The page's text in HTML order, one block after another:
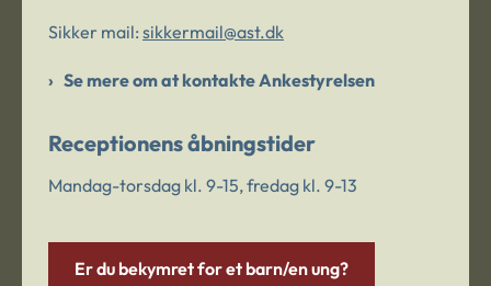
Sikker mail: sikkermail@ast.dk
Se mere om at kontakte Ankestyrelsen
Receptionens åbningstider
Mandag-torsdag kl. 9-15, fredag kl. 9-13
Er du bekymret for et barn/en ung?